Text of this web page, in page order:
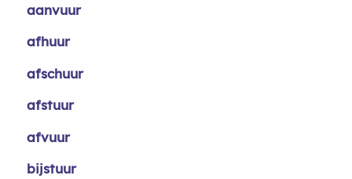
aanvuur
afhuur
afschuur
afstuur
afvuur
bijstuur